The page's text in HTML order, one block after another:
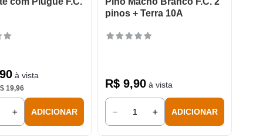
à vista
19,96
＋ ADICIONAR
pinos + Terra 10A
R$ 9,90à vista
＋
－ ADICIONAR